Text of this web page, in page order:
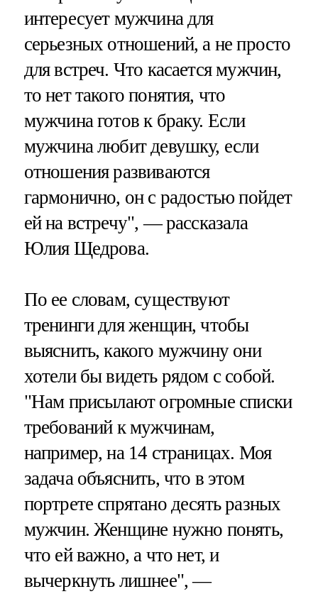
интересует мужчина для
серьезных отношений, а не просто
для встреч. Что касается мужчин,
то нет такого понятия, что
мужчина готов к браку. Если
мужчина любит девушку, если
отношения развиваются
гармонично, он с радостью пойдет
ей на встречу", — рассказала
Юлия Щедрова.
По ее словам, существуют
тренинги для женщин, чтобы
выяснить, какого мужчину они
хотели бы видеть рядом с собой.
"Нам присылают огромные списки
требований к мужчинам,
например, на 14 страницах. Моя
задача объяснить, что в этом
портрете спрятано десять разных
мужчин. Женщине нужно понять,
что ей важно, а что нет, и
вычеркнуть лишнее", —